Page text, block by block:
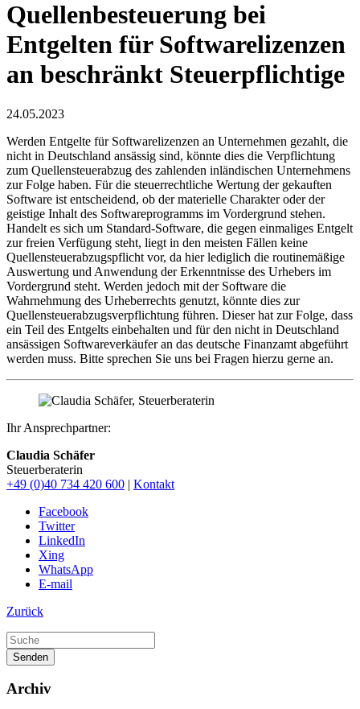
Quellenbesteuerung bei
Entgelten für Softwarelizenzen
an beschränkt Steuerpflichtige
24.05.2023
Werden Entgelte für Softwarelizenzen an Unternehmen gezahlt, die
nicht in Deutschland ansässig sind, könnte dies die Verpflichtung
zum Quellensteuerabzug des zahlenden inländischen Unternehmens
zur Folge haben. Für die steuerrechtliche Wertung der gekauften
Software ist entscheidend, ob der materielle Charakter oder der
geistige Inhalt des Softwareprogramms im Vordergrund stehen.
Handelt es sich um Standard-Software, die gegen einmaliges Entgelt
zur freien Verfügung steht, liegt in den meisten Fällen keine
Quellensteuerabzugspflicht vor, da hier lediglich die routinemäßige
Auswertung und Anwendung der Erkenntnisse des Urhebers im
Vordergrund steht. Werden jedoch mit der Software die
Wahrnehmung des Urheberrechts genutzt, könnte dies zur
Quellensteuerabzugsverpflichtung führen. Dieser hat zur Folge, dass
ein Teil des Entgelts einbehalten und für den nicht in Deutschland
ansässigen Softwareverkäufer an das deutsche Finanzamt abgeführt
werden muss. Bitte sprechen Sie uns bei Fragen hierzu gerne an.
Ihr Ansprechpartner:
Claudia Schäfer
Steuerberaterin
+49 (0)40 734 420 600 | Kontakt
Facebook
Twitter
LinkedIn
Xing
WhatsApp
E-mail
Zurück
Senden
Archiv